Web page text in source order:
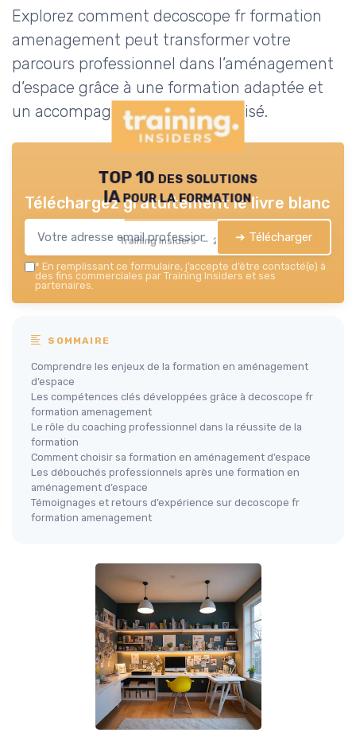
Explorez comment decoscope fr formation
amenagement peut transformer votre
parcours professionnel dans l’aménagement
d’espace grâce à une formation adaptée et
un accompagnement personnalisé.
TOP 10 des solutions
IA pour la formation
Training Insiders — 2026
Téléchargez gratuitement le livre blanc
➔ Télécharger
* En remplissant ce formulaire, j’accepte d’être contacté(e) à
des fins commerciales par Training Insiders et ses
partenaires.
SOMMAIRE
Comprendre les enjeux de la formation en aménagement
d’espace
Les compétences clés développées grâce à decoscope fr
formation amenagement
Le rôle du coaching professionnel dans la réussite de la
formation
Comment choisir sa formation en aménagement d’espace
Les débouchés professionnels après une formation en
aménagement d’espace
Témoignages et retours d’expérience sur decoscope fr
formation amenagement